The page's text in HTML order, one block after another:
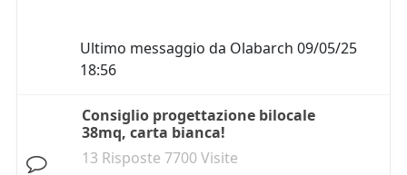
Ultimo messaggio da Olabarch 09/05/25
18:56
Consiglio progettazione bilocale
38mq, carta bianca!
13 Risposte 7700 Visite